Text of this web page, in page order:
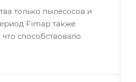
только пылесосов и
Fimap также
способствовало